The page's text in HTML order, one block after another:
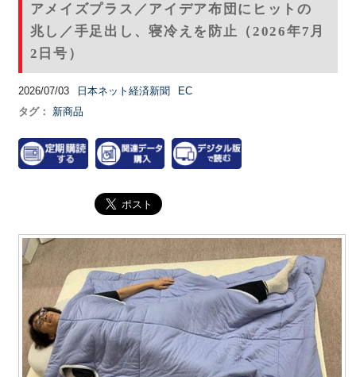
アメイズプラス／アイデア布団にヒットの
兆し／手足出し、寝冷えを防止（2026年7月
2日号）
2026/07/03 日本ネット経済新聞
EC
タグ：
新商品